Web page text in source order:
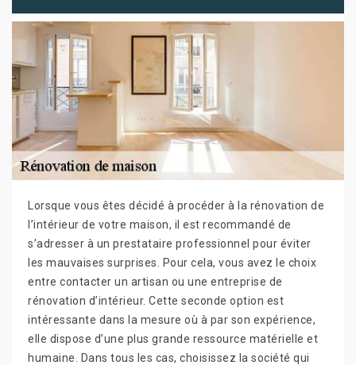
Lorsque vous êtes décidé à procéder à la rénovation de
l’intérieur de votre maison, il est recommandé de
s’adresser à un prestataire professionnel pour éviter
les mauvaises surprises. Pour cela, vous avez le choix
entre contacter un artisan ou une entreprise de
rénovation d’intérieur. Cette seconde option est
intéressante dans la mesure où à par son expérience,
elle dispose d’une plus grande ressource matérielle et
humaine. Dans tous les cas, choisissez la société qui